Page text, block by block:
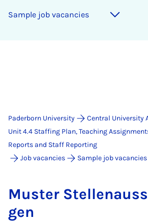
Sample job va­can­cies
Paderborn University
Central University
Unit 4.4 Staffing Plan, Teaching
Reports and Staff Reporting
Job vacancies
Sample job vacancies
Muster
gen